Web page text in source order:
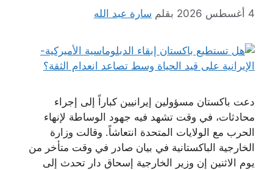
4 أغسطس 2026 بقلم سارة عبد الله
دعت باكستان مسؤولين إيرانيين كباراً إلى إجراء
محادثات، في وقت تشهد فيه جهود الوساطة لإنهاء
الحرب مع الولايات المتحدة انتعاشاً. وقالت وزارة
الخارجية الباكستانية في بيان صادر في وقت متأخر من
يوم الاثنين إن وزير الخارجية إسحاق دار تحدث إلى